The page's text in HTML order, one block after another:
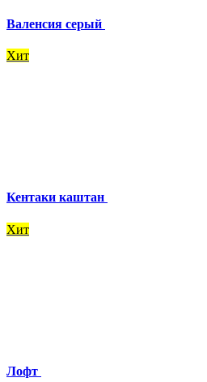
Валенсия серый
Хит
Кентаки каштан
Хит
Лофт